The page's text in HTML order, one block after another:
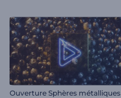
Ouverture Sphères métalliques